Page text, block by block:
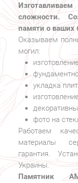
сложности.
памяти о ваших
Оказываем
могил:
укладка
фото на
Работаем
материалы
гарантия.
Украины.
Памятник